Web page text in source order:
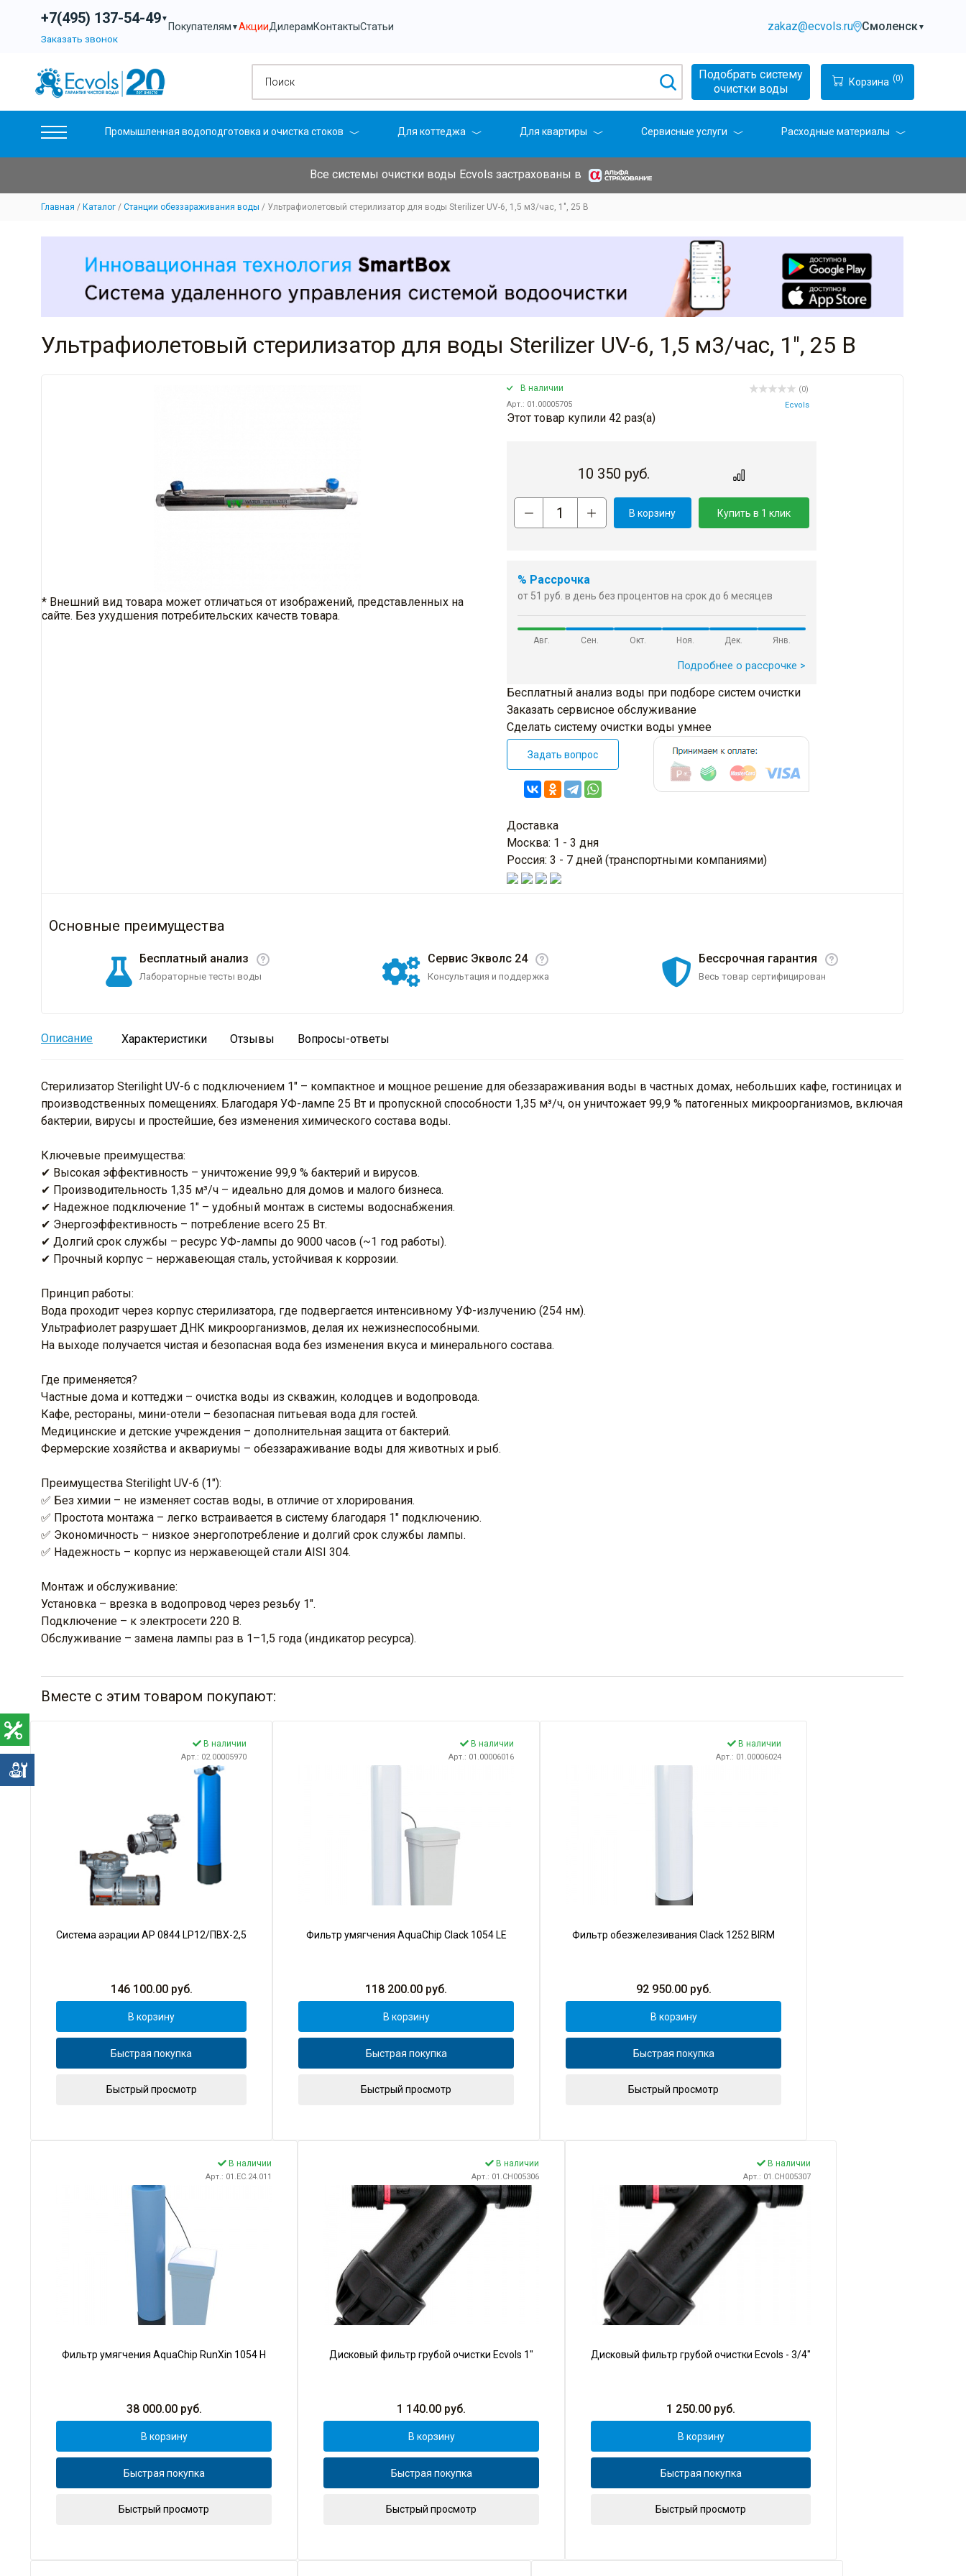
+7(495) 137-54-49▼
Заказать звонок
Покупателям ▼АкцииДилерамКонтактыСтатьи zakaz@ecvols.ru Смоленск▼
Подобрать систему
очистки воды
Корзина (0)
Промышленная водоподготовка и очистка стоков Для коттеджа Для квартиры Сервисные услуги Расходные материалы
Все системы очистки воды Ecvols застрахованы в
Главная Каталог Станции обеззараживания воды Ультрафиолетовый стерилизатор для воды Sterilizer UV-6, 1,5 м3/час, 1", 25 В
Ультрафиолетовый стерилизатор для воды Sterilizer UV-6, 1,5 м3/час, 1", 25 В
* Внешний вид товара может отличаться от изображений, представленных на
сайте. Без ухудшения потребительских качеств товара.
В наличии
Арт.: 01.00005705
(0)
Ecvols
Этот товар купили 42 раз(a)
10 350 руб.
В корзину Купить в 1 клик
% Рассрочка
от 51 руб. в день без процентов на срок до 6 месяцев
Авг. Сен. Окт. Ноя. Дек. Янв.
Подробнее о рассрочке >
Бесплатный анализ воды при подборе систем очистки
Заказать сервисное обслуживание
Сделать систему очистки воды умнее
Задать вопрос
Доставка
Москва: 1 - 3 дня
Россия: 3 - 7 дней (транспортными компаниями)
Основные преимущества
Бесплатный анализ
Лабораторные тесты воды
Сервис Экволс 24
Консультация и поддержка
Бессрочная гарантия
Весь товар сертифицирован
Описание Характеристики Отзывы Вопросы-ответы
Стерилизатор Sterilight UV-6 с подключением 1" – компактное и мощное решение для обеззараживания воды в частных домах, небольших кафе, гостиницах и
производственных помещениях. Благодаря УФ-лампе 25 Вт и пропускной способности 1,35 м³/ч, он уничтожает 99,9 % патогенных микроорганизмов, включая
бактерии, вирусы и простейшие, без изменения химического состава воды.
Ключевые преимущества:
✔ Высокая эффективность – уничтожение 99,9 % бактерий и вирусов.
✔ Производительность 1,35 м³/ч – идеально для домов и малого бизнеса.
✔ Надежное подключение 1" – удобный монтаж в системы водоснабжения.
✔ Энергоэффективность – потребление всего 25 Вт.
✔ Долгий срок службы – ресурс УФ-лампы до 9000 часов (~1 год работы).
✔ Прочный корпус – нержавеющая сталь, устойчивая к коррозии.
Принцип работы:
Вода проходит через корпус стерилизатора, где подвергается интенсивному УФ-излучению (254 нм).
Ультрафиолет разрушает ДНК микроорганизмов, делая их нежизнеспособными.
На выходе получается чистая и безопасная вода без изменения вкуса и минерального состава.
Где применяется?
Частные дома и коттеджи – очистка воды из скважин, колодцев и водопровода.
Кафе, рестораны, мини-отели – безопасная питьевая вода для гостей.
Медицинские и детские учреждения – дополнительная защита от бактерий.
Фермерские хозяйства и аквариумы – обеззараживание воды для животных и рыб.
Преимущества Sterilight UV-6 (1"):
✅ Без химии – не изменяет состав воды, в отличие от хлорирования.
✅ Простота монтажа – легко встраивается в систему благодаря 1" подключению.
✅ Экономичность – низкое энергопотребление и долгий срок службы лампы.
✅ Надежность – корпус из нержавеющей стали AISI 304.
Монтаж и обслуживание:
Установка – врезка в водопровод через резьбу 1".
Подключение – к электросети 220 В.
Обслуживание – замена лампы раз в 1–1,5 года (индикатор ресурса).
Вместе с этим товаром покупают:
В наличии
Арт.: 02.00005970
Система аэрации AP 0844 LP12/ПВХ-2,5
146 100.00руб.
В корзину
Быстрая покупка
Быстрый просмотр
В наличии
Арт.: 01.00006016
Фильтр умягчения AquaChip Clack 1054 LE
118 200.00 руб.
В корзину
Быстрая покупка
Быстрый просмотр
В наличии
Арт.: 01.00006024
Фильтр обезжелезивания Clack 1252 BIRM
92 950.00руб.
В корзину
Быстрая покупка
Быстрый просмотр
В наличии
Арт.: 01.EC.24.011
Фильтр умягчения AquaChip RunXin 1054 H
38 000.00руб.
В корзину
Быстрая покупка
Быстрый просмотр
В наличии
Арт.: 01.CH005306
Дисковый фильтр грубой очистки Ecvols 1"
1 140.00 руб.
В корзину
Быстрая покупка
Быстрый просмотр
В наличии
Арт.: 01.CH005307
Дисковый фильтр грубой очистки Ecvols - 3/4"
1 250.00 руб.
В корзину
Быстрая покупка
Быстрый просмотр